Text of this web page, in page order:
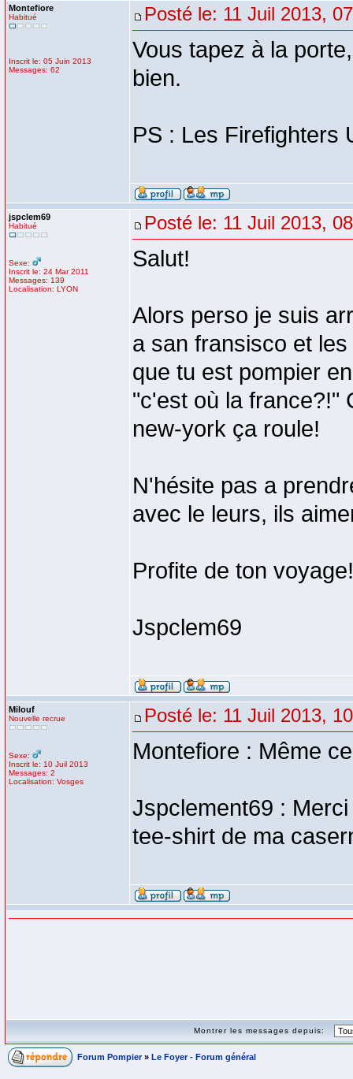
Montefiore
Habitué
Inscrit le: 05 Juin 2013
Messages: 62
Posté le: 11 Juil 2013,
Vous tapez à la
bien.
PS : Les Firefighters
jspclem69
Habitué
Sexe:
Inscrit le: 24 Mar 2011
Messages: 139
Localisation: LYON
Posté le: 11 Juil 2013,
Salut!
Alors perso je suis
a san fransisco et
que tu est pompier
"c'est où la france?!"
new-york ça roule!
N'hésite pas a
avec le leurs, ils
Profite de ton voyage!
Jspclem69
Milouf
Nouvelle recrue
Sexe:
Inscrit le: 10 Juil 2013
Messages: 2
Localisation: Vosges
Posté le: 11 Juil 2013,
Montefiore : Même
Jspclement69 :
tee-shirt de ma
Montrer les messages depuis:
Forum Pompier » Le Foyer - Forum général